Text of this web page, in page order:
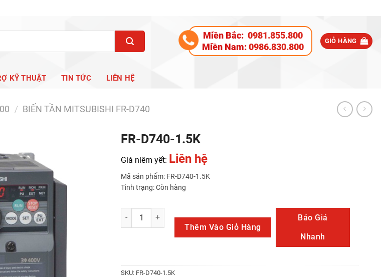
Miền Bắc: 0981.855.800
Miền Nam:0986.830.800
GIỎ HÀNG
KỸ THUẬT TIN TỨC LIÊN HỆ
/ BIẾN TẦN MITSUBISHI FR-D740
FR-D740-1.5K
Giá niêm yết: Liên hệ
Mã sản phẩm: FR-D740-1.5K
Tình trạng: Còn hàng
FR-D740-1.5K số lượng
Thêm Vào Giỏ Hàng
Báo Giá
Nhanh
SKU: FR-D740-1.5K